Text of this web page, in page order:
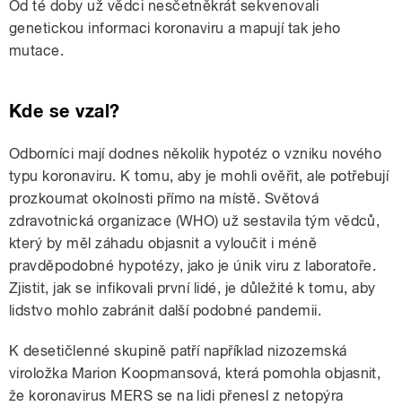
Od té doby už vědci nesčetněkrát sekvenovali
genetickou informaci koronaviru a mapují tak jeho
mutace.
Kde se vzal?
Odborníci mají dodnes několik hypotéz o vzniku nového
typu koronaviru. K tomu, aby je mohli ověřit, ale potřebují
prozkoumat okolnosti přímo na místě. Světová
zdravotnická organizace (WHO) už sestavila tým vědců,
který by měl záhadu objasnit a vyloučit i méně
pravděpodobné hypotézy, jako je únik viru z laboratoře.
Zjistit, jak se infikovali první lidé, je důležité k tomu, aby
lidstvo mohlo zabránit další podobné pandemii.
K desetičlenné skupině patří například nizozemská
viroložka Marion Koopmansová, která pomohla objasnit,
že koronavirus MERS se na lidi přenesl z netopýra